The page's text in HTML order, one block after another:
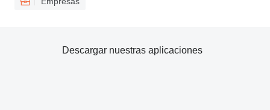
Descargar nuestras aplicaciones